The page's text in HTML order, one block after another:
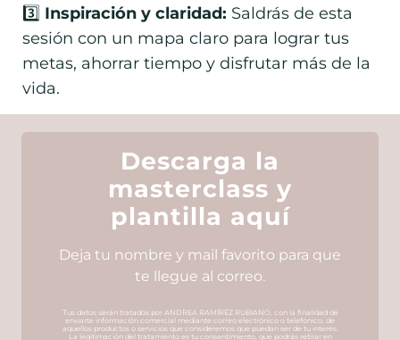
3️⃣ Inspiración y claridad: Saldrás de esta
sesión con un mapa claro para lograr tus
metas, ahorrar tiempo y disfrutar más de la
vida.
Descarga la
masterclass y
plantilla aquí
Deja tu nombre y mail favorito para que
te llegue al correo.
Tus datos serán tratados por ANDREA RAMÍREZ RUBIANO, con la finalidad de
enviarte información comercial mediante correo electrónico o telefónico, de
aquellos productos o servicios que consideremos que puedan ser de tu interés.
La legitimación del tratamiento es tu consentimiento, que podrás retirar en